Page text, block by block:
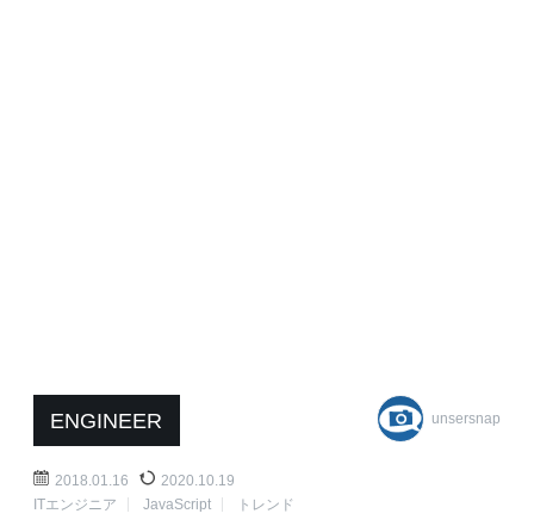
ENGINEER unsersnap
2018.01.16
2020.10.19
ITエンジニア
JavaScript トレンド